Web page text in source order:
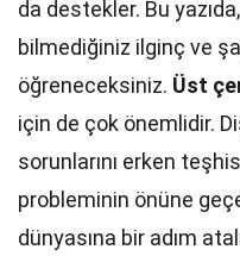
da destekler. Bu yazıda,
bilmediğiniz ilginç ve
öğreneceksiniz. Üst
için de çok önemlidir.
sorunlarını erken
probleminin önüne
dünyasına bir adım